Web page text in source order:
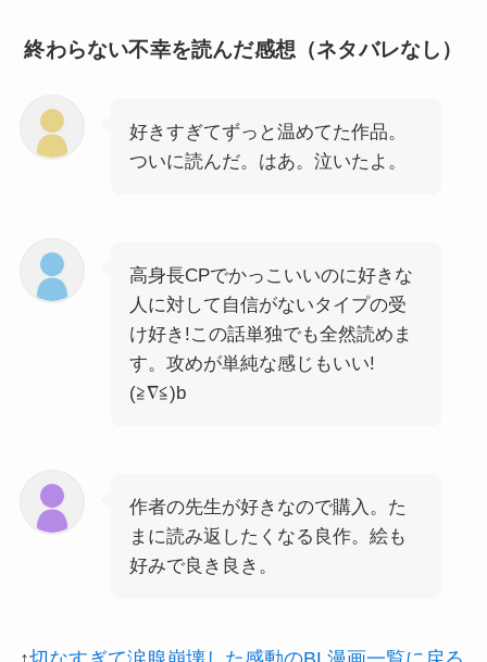
終わらない不幸を読んだ感想（ネタバレなし）
好きすぎてずっと温めてた作品。
ついに読んだ。はあ。泣いたよ。
高身長CPでかっこいいのに好きな
人に対して自信がないタイプの受
け好き!この話単独でも全然読めま
す。攻めが単純な感じもいい!
(≧∇≦)b
作者の先生が好きなので購入。た
まに読み返したくなる良作。絵も
好みで良き良き。